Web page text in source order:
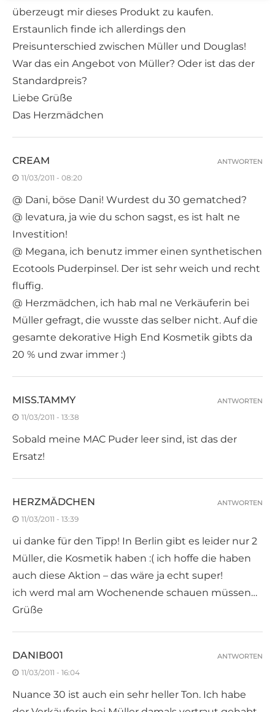
überzeugt mir dieses Produkt zu kaufen.
Erstaunlich finde ich allerdings den
Preisunterschied zwischen Müller und Douglas!
War das ein Angebot von Müller? Oder ist das der
Standardpreis?
Liebe Grüße
Das Herzmädchen
CREAM
11/03/2011 - 08:20
@ Dani, böse Dani! Wurdest du 30 gematched?
@ levatura, ja wie du schon sagst, es ist halt ne
Investition!
@ Megana, ich benutz immer einen synthetischen
Ecotools Puderpinsel. Der ist sehr weich und recht
fluffig.
@ Herzmädchen, ich hab mal ne Verkäuferin bei
Müller gefragt, die wusste das selber nicht. Auf die
gesamte dekorative High End Kosmetik gibts da
20 % und zwar immer :)
ANTWORTEN
MISS.TAMMY
11/03/2011 - 13:38
Sobald meine MAC Puder leer sind, ist das der
Ersatz!
ANTWORTEN
HERZMÄDCHEN
11/03/2011 - 13:39
ui danke für den Tipp! In Berlin gibt es leider nur 2
Müller, die Kosmetik haben :( ich hoffe die haben
auch diese Aktion – das wäre ja echt super!
ich werd mal am Wochenende schauen müssen…
Grüße
ANTWORTEN
DANIB001
11/03/2011 - 16:04
Nuance 30 ist auch ein sehr heller Ton. Ich habe
ANTWORTEN